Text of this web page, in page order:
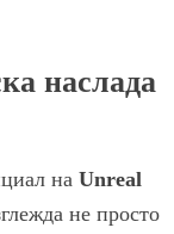
наслада
на Unreal
не просто